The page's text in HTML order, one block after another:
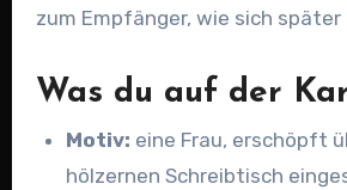
zum Empfänger, wie sich später
Was du auf der
Motiv: eine Frau, erschöpft
hölzernen Schreibtisch